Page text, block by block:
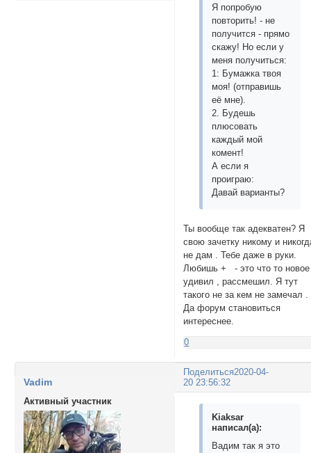
Я попробую
повторить! - не
получится - прямо
скажу! Но если у
меня получиться:
1: Бумажка твоя
моя! (отправишь
её мне).
2. Будешь
плюсовать
каждый мой
комент!
А если я
проиграю:
Давай варианты?
Ты вообще так адекватен? Я
свою зачетку никому и
не дам . Тебе даже в руки.
Любишь + - это что то
удивил , рассмешил. Я тут
такого не за кем не замечал .
Да форум становиться
интереснее.
0
Поделиться2020-04-
20 23:56:32
Vadim
Активный участник
Kiaksar
написал(а):
Вадим так я это